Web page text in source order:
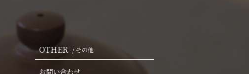
OTHER / その他
お問い合わせ